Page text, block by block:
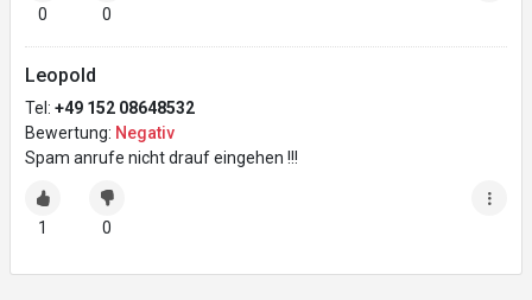
0 0
Leopold
Tel: +49 152 08648532
Bewertung: Negativ
Spam anrufe nicht drauf eingehen !!!
1 0